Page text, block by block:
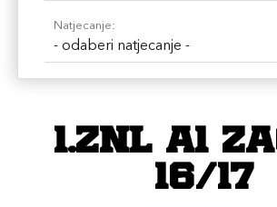
Natjecanje:
- odaberi natjecanje -
1.ZNL A1
16/17